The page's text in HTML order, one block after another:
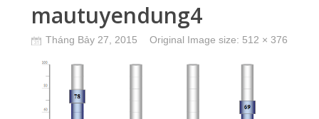
mautuyendung4
Tháng Bảy 27, 2015 Original Image size: 512 × 376